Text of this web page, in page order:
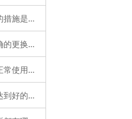
预防反渗透膜常见污染的措施是什么？
怎么对反渗透膜进行正确的更换？
设备中的反渗透膜不能正常使用了是什么原因？
怎样让反渗透膜的清洗达到好的状态？